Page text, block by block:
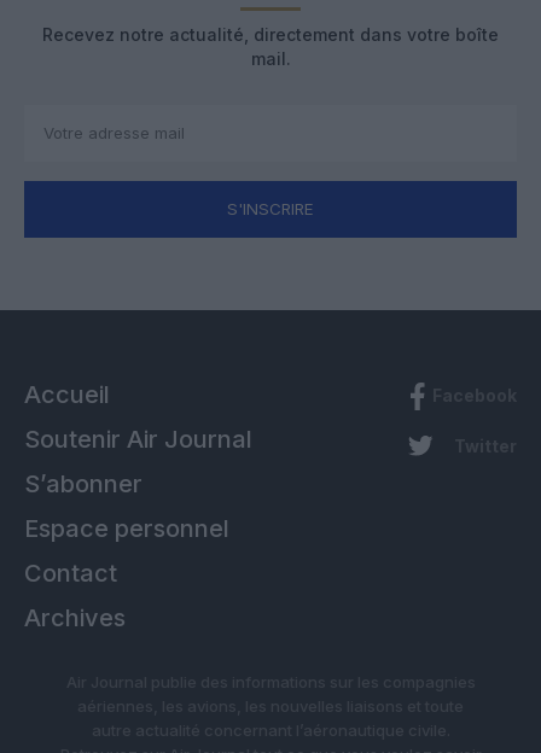
Recevez notre actualité, directement dans votre boîte
mail.
S'INSCRIRE
Accueil
Soutenir Air Journal
S’abonner
Espace personnel
Contact
Archives